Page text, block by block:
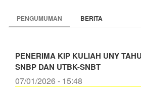
PENGUMUMAN BERITA
PENERIMA KIP KULIAH UNY
SNBP DAN UTBK-SNBT
07/01/2026 - 15:48